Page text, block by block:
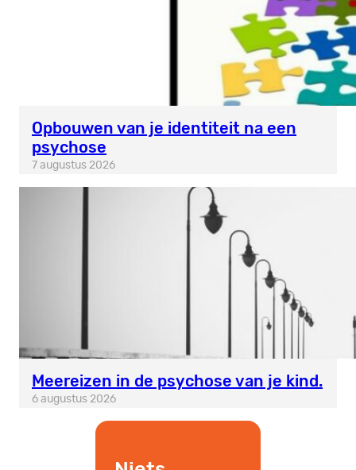
Opbouwen van je identiteit na een
psychose
7 augustus 2026
Meereizen in de psychose van je kind.
6 augustus 2026